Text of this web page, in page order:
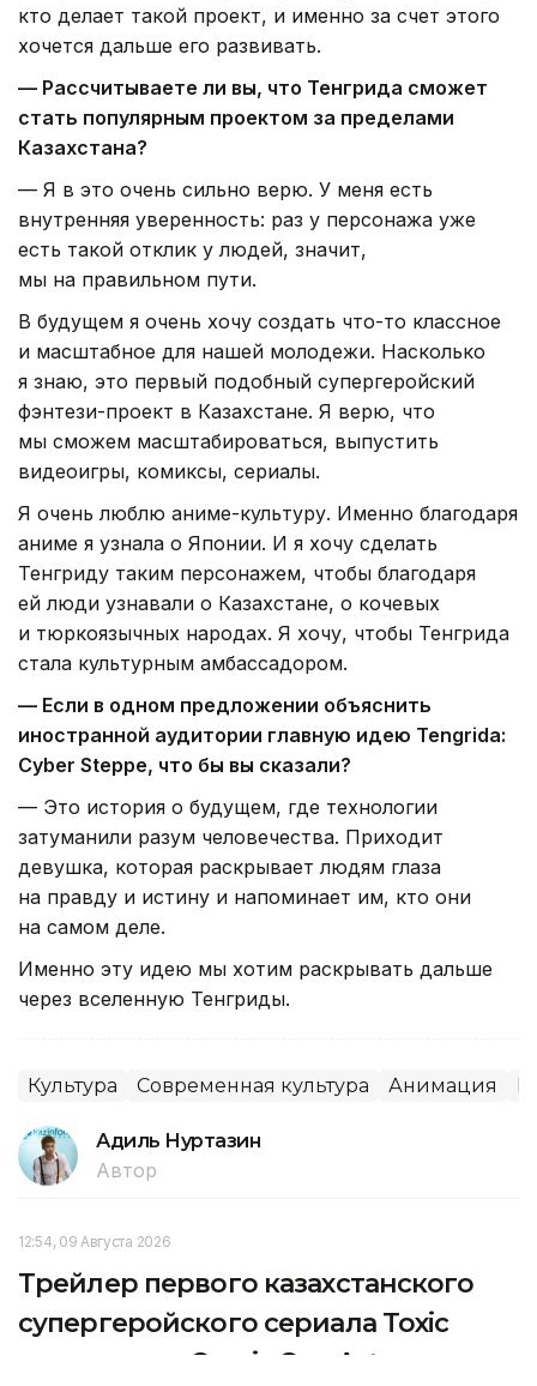
кто делает такой проект, и именно за счет этого
хочется дальше его развивать.
— Рассчитываете ли вы, что Тенгрида сможет
стать популярным проектом за пределами
Казахстана?
— Я в это очень сильно верю. У меня есть
внутренняя уверенность: раз у персонажа уже
есть такой отклик у людей, значит,
мы на правильном пути.
В будущем я очень хочу создать что-то классное
и масштабное для нашей молодежи. Насколько
я знаю, это первый подобный супергеройский
фэнтези-проект в Казахстане. Я верю, что
мы сможем масштабироваться, выпустить
видеоигры, комиксы, сериалы.
Я очень люблю аниме-культуру. Именно благодаря
аниме я узнала о Японии. И я хочу сделать
Тенгриду таким персонажем, чтобы благодаря
ей люди узнавали о Казахстане, о кочевых
и тюркоязычных народах. Я хочу, чтобы Тенгрида
стала культурным амбассадором.
— Если в одном предложении объяснить
иностранной аудитории главную идею Tengrida:
Cyber Steppe, что бы вы сказали?
— Это история о будущем, где технологии
затуманили разум человечества. Приходит
девушка, которая раскрывает людям глаза
на правду и истину и напоминает им, кто они
на самом деле.
Именно эту идею мы хотим раскрывать дальше
через вселенную Тенгриды.
Культура Современная культура Анимация
Адиль Нуртазин
Автор
12:54, 09 Августа 2026
Трейлер первого казахстанского
супергеройского сериала Toxic
показали на Comic Con Astana